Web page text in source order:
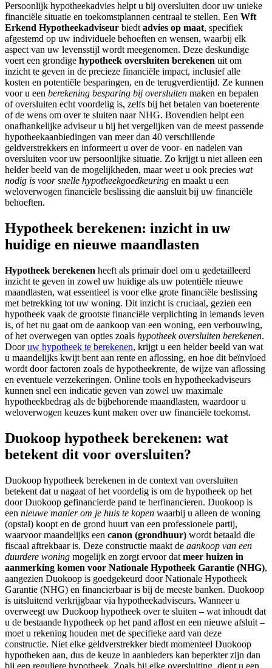
Persoonlijk hypotheekadvies helpt u bij oversluiten door uw unieke
financiële situatie en toekomstplannen centraal te stellen. Een Wft
Erkend Hypotheekadviseur biedt advies op maat, specifiek
afgestemd op uw individuele behoeften en wensen, waarbij elk
aspect van uw levensstijl wordt meegenomen. Deze deskundige
voert een grondige hypotheek oversluiten berekenen uit om
inzicht te geven in de precieze financiële impact, inclusief alle
kosten en potentiële besparingen, en de terugverdientijd. Ze kunnen
voor u een berekening besparing bij oversluiten maken en bepalen
of oversluiten echt voordelig is, zelfs bij het betalen van boeterente
of de wens om over te sluiten naar NHG. Bovendien helpt een
onafhankelijke adviseur u bij het vergelijken van de meest passende
hypotheekaanbiedingen van meer dan 40 verschillende
geldverstrekkers en informeert u over de voor- en nadelen van
oversluiten voor uw persoonlijke situatie. Zo krijgt u niet alleen een
helder beeld van de mogelijkheden, maar weet u ook precies wat
nodig is voor snelle hypotheekgoedkeuring en maakt u een
weloverwogen financiële beslissing die aansluit bij uw financiële
behoeften.
Hypotheek berekenen: inzicht in uw
huidige en nieuwe maandlasten
Hypotheek berekenen heeft als primair doel om u gedetailleerd
inzicht te geven in zowel uw huidige als uw potentiële nieuwe
maandlasten, wat essentieel is voor elke grote financiële beslissing
met betrekking tot uw woning. Dit inzicht is cruciaal, gezien een
hypotheek vaak de grootste financiële verplichting in iemands leven
is, of het nu gaat om de aankoop van een woning, een verbouwing,
of het overwegen van opties zoals hypotheek oversluiten berekenen.
Dooruw hypotheek te berekenen, krijgt u een helder beeld van wat
u maandelijks kwijt bent aan rente en aflossing, en hoe dit beïnvloed
wordt door factoren zoals de hypotheekrente, de wijze van aflossing
en eventuele verzekeringen. Online tools en hypotheekadviseurs
kunnen snel een indicatie geven van zowel uw maximale
hypotheekbedrag als de bijbehorende maandlasten, waardoor u
weloverwogen keuzes kunt maken over uw financiële toekomst.
Duokoop hypotheek berekenen: wat
betekent dit voor oversluiten?
Duokoop hypotheek berekenen in de context van oversluiten
betekent dat u nagaat of het voordelig is om de hypotheek op het
door Duokoop gefinancierde pand te herfinancieren. Duokoop is
een nieuwe manier om je huis te kopen waarbij u alleen de woning
(opstal) koopt en de grond huurt van een professionele partij,
waarvoor maandelijks een canon (grondhuur) wordt betaald die
fiscaal aftrekbaar is. Deze constructie maakt de aankoop van een
duurdere woning mogelijk en zorgt ervoor dat meer huizen in
aanmerking komen voor Nationale Hypotheek Garantie (NHG),
aangezien Duokoop is goedgekeurd door Nationale Hypotheek
Garantie (NHG) en financierbaar is bij de meeste banken. Duokoop
is uitsluitend verkrijgbaar via hypotheekadviseurs. Wanneer u
overweegt uw Duokoop hypotheek over te sluiten – wat inhoudt dat
u de bestaande hypotheek op het pand aflost en een nieuwe afsluit –
moet u rekening houden met de specifieke aard van deze
constructie. Niet elke geldverstrekker biedt momenteel Duokoop
hypotheken aan, dus de keuze in aanbieders kan beperkter zijn dan
bij een reguliere hypotheek. Zoals bij elke oversluiting, dient u een